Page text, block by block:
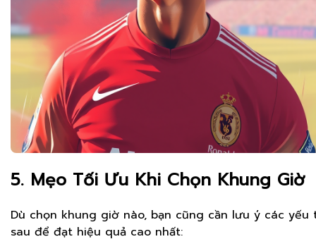
5. Mẹo Tối Ưu Khi Chọn Khung Giờ
Dù chọn khung giờ nào, bạn cũng cần lưu ý các yếu
sau để đạt hiệu quả cao nhất: